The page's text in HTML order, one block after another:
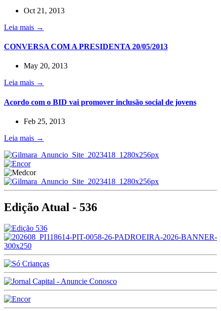
Oct 21, 2013
Leia mais →
CONVERSA COM A PRESIDENTA 20/05/2013
May 20, 2013
Leia mais →
Acordo com o BID vai promover inclusão social de jovens
Feb 25, 2013
Leia mais →
Edição Atual - 536